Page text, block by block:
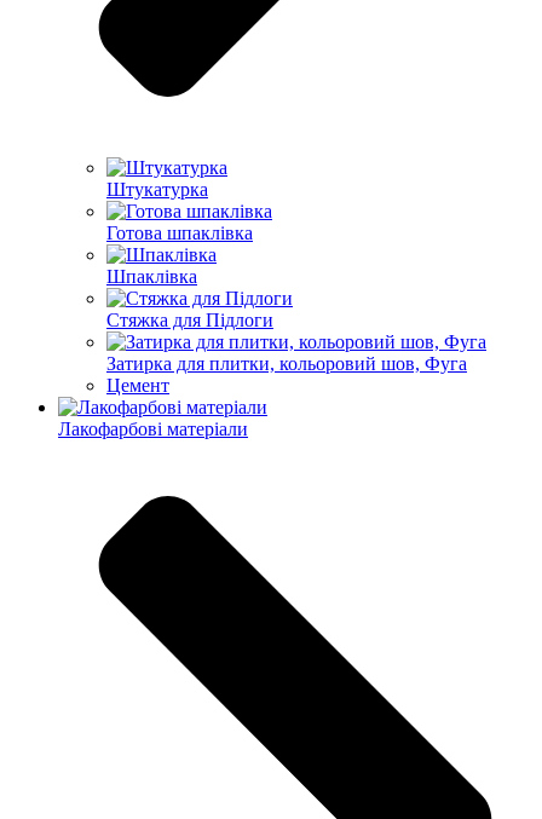
Штукатурка
Готова шпаклівка
Шпаклівка
Стяжка для Підлоги
Затирка для плитки, кольоровий шов, Фуга
Цемент
Лакофарбові матеріали